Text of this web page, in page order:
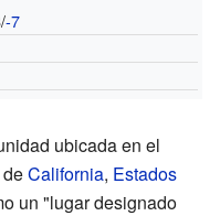
-7
ubicada en el
California, Estados
un "lugar designado